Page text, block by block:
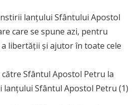
lanţului Sfântului Apostol
care se spune azi, pentru
libertăţii şi ajutor în toate cele
Sfântul Apostol Petru la
lanţului Sfântul Apostol Petru (1)